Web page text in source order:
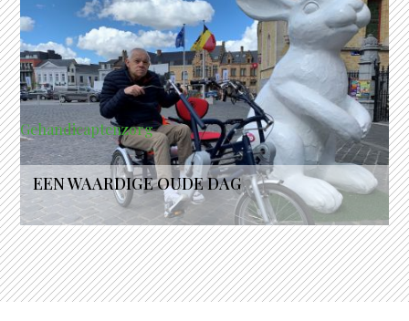
Gehandicaptenzorg
EEN WAARDIGE OUDE DAG